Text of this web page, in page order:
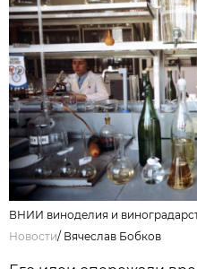
ВНИИ виноделия и
Новости/ Вячеслав Бобков